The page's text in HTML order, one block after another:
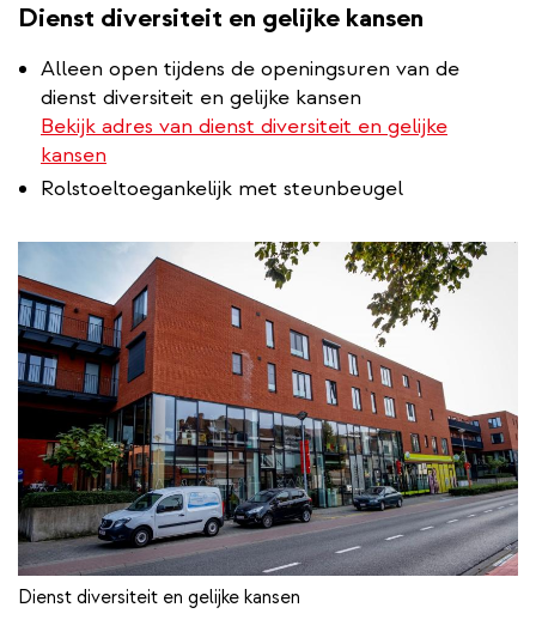
Dienst diversiteit en gelijke kansen
Alleen open tijdens de openingsuren van de
dienst diversiteit en gelijke kansen
Bekijk adres van dienst diversiteit en gelijke
kansen
Rolstoeltoegankelijk met steunbeugel
Dienst diversiteit en gelijke kansen